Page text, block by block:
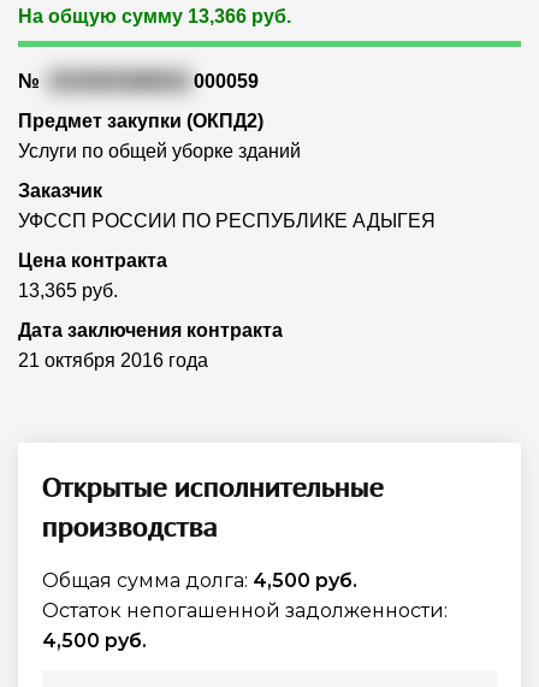
На общую сумму 13,366 руб.
№
000059
Предмет закупки (ОКПД2)
Услуги по общей уборке зданий
Заказчик
УФССП РОССИИ ПО РЕСПУБЛИКЕ АДЫГЕЯ
Цена контракта
13,365 руб.
Дата заключения контракта
21 октября 2016 года
Открытые исполнительные
производства
Общая сумма долга: 4,500 руб.
Остаток непогашенной задолженности:
4,500 руб.